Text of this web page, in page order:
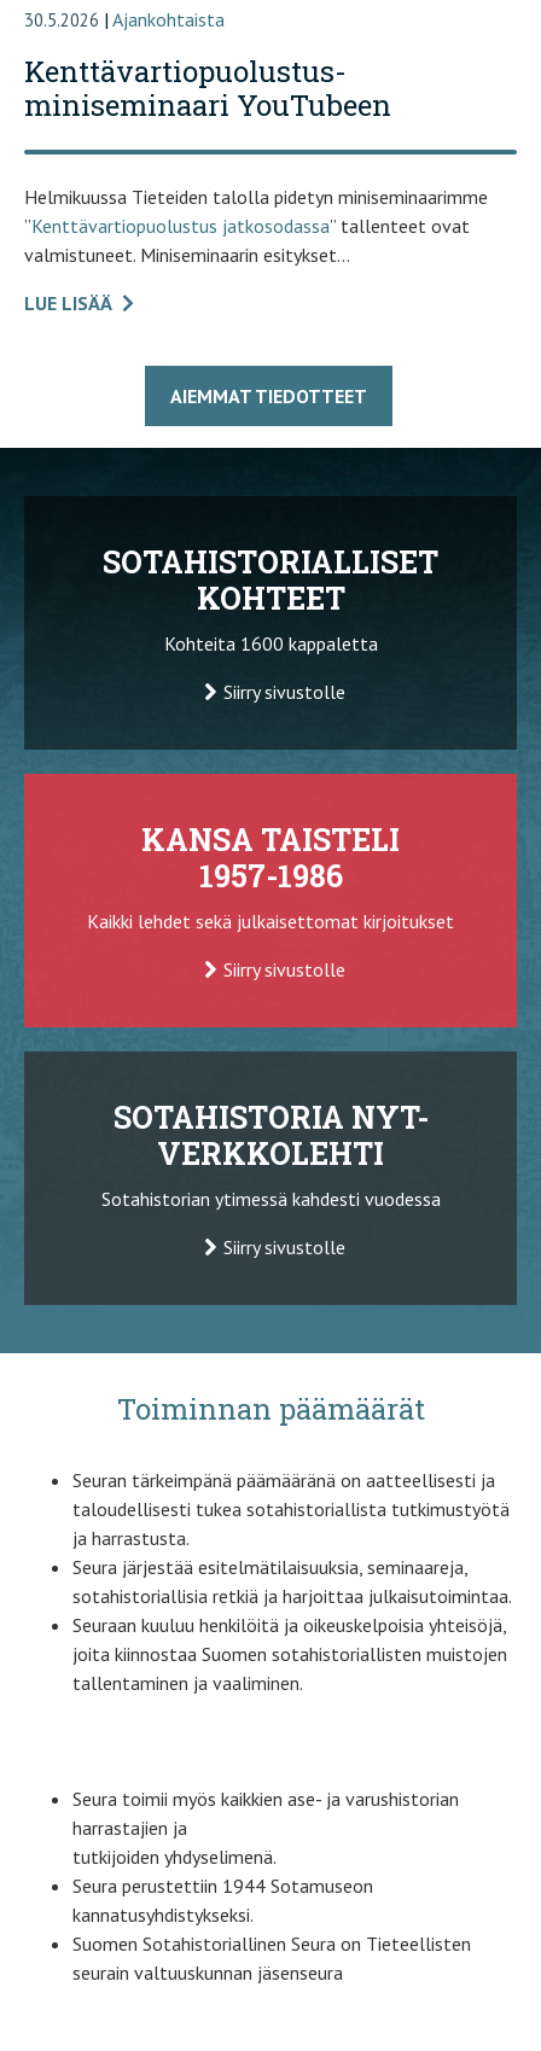
30.5.2026 | Ajankohtaista
Kenttävartiopuolustus-
miniseminaari YouTubeen
Helmikuussa Tieteiden talolla pidetyn miniseminaarimme
”Kenttävartiopuolustus jatkosodassa” tallenteet ovat
valmistuneet. Miniseminaarin esitykset…
LUE LISÄÄ
AIEMMAT TIEDOTTEET
SOTAHISTORIALLISET
KOHTEET
Kohteita 1600 kappaletta
Siirry sivustolle
KANSA TAISTELI
1957-1986
Kaikki lehdet sekä julkaisettomat kirjoitukset
Siirry sivustolle
SOTAHISTORIA NYT-
VERKKOLEHTI
Sotahistorian ytimessä kahdesti vuodessa
Siirry sivustolle
Toiminnan päämäärät
Seuran tärkeimpänä päämääränä on aatteellisesti ja
taloudellisesti tukea sotahistoriallista tutkimustyötä
ja harrastusta.
Seura järjestää esitelmätilaisuuksia, seminaareja,
sotahistoriallisia retkiä ja harjoittaa julkaisutoimintaa.
Seuraan kuuluu henkilöitä ja oikeuskelpoisia yhteisöjä,
joita kiinnostaa Suomen sotahistoriallisten muistojen
tallentaminen ja vaaliminen.
Seura toimii myös kaikkien ase- ja varushistorian
harrastajien ja
tutkijoiden yhdyselimenä.
Seura perustettiin 1944 Sotamuseon
kannatusyhdistykseksi.
Suomen Sotahistoriallinen Seura on Tieteellisten
seurain valtuuskunnan jäsenseura